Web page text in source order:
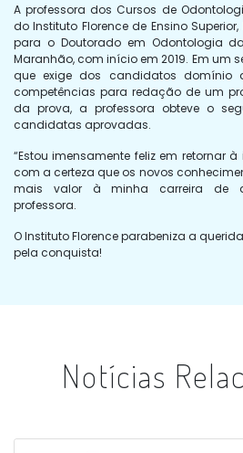
A professora dos Cursos de
do Instituto Florence de Ensino
para o Doutorado em Odontologia
Maranhão, com início em 2019. Em um
que exige dos candidatos
competências para redação de um
da prova, a professora obteve o
candidatas aprovadas.
“Estou imensamente feliz em retornar
com a certeza que os novos
mais valor à minha carreira de
professora.
O Instituto Florence parabeniza a
pela conquista!
Notícias